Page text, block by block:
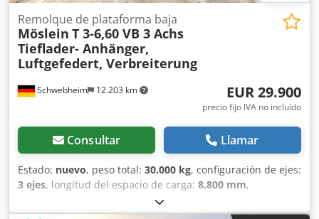
Schwebheim 12.203 km
Remolque de plataforma baja
Möslein T 3-6,60 VB 3 Achs
Tieflader- Anhänger,
Luftgefedert, Verbreiterung
EUR 29.900
precio fijo IVA no incluído
Consultar Llamar
Estado: nuevo, peso total: 30.000 kg, configuración de ejes:
3 ejes, longitud del espacio de carga: 8.800 mm,
, tamaño del neumático:
17,5, color:otro, tipo de engranaje:otro, tamaño del